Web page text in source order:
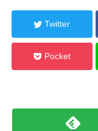
Twitter
Pocket